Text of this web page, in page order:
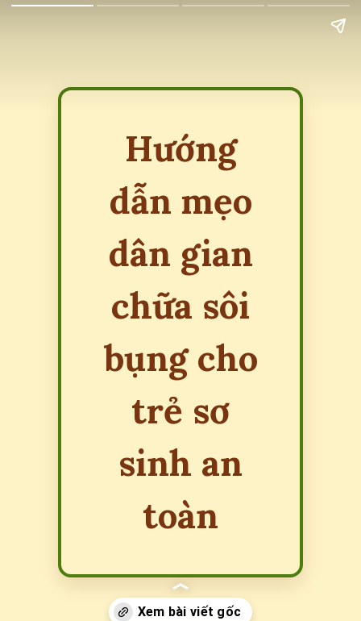
Hướng
dẫn mẹo
dân gian
chữa sôi
bụng cho
trẻ sơ
sinh an
toàn